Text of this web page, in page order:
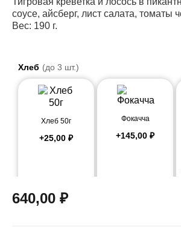
соусе, айсберг, лист салата, томаты
Вес: 190 г.
Хлеб (до 3 шт.)
Хлеб 50г
+25,00 ₽
Фокачча
+145,00 ₽
640,00 ₽